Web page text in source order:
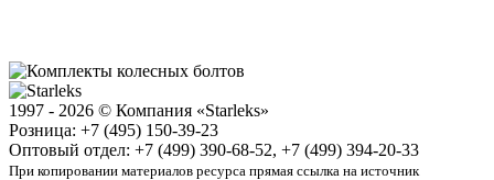
1997 - 2026 © Компания «Starleks»
Розница: +7 (495) 150-39-23
Оптовый отдел: +7 (499) 390-68-52, +7 (499) 394-20-33
При копировании материалов ресурса прямая ссылка на источник